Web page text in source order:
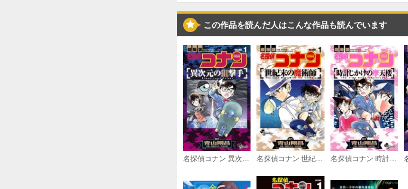
この作品を読んだ人はこんな作品も読んでいます
名探偵コナン 時計じかけの摩天楼